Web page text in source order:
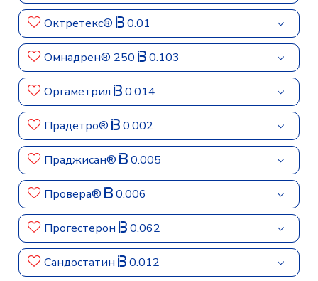
Октретекс® 0.01
Омнадрен® 250 0.103
Оргаметрил 0.014
Прадетро® 0.002
Праджисан® 0.005
Провера® 0.006
Прогестерон 0.062
Сандостатин 0.012